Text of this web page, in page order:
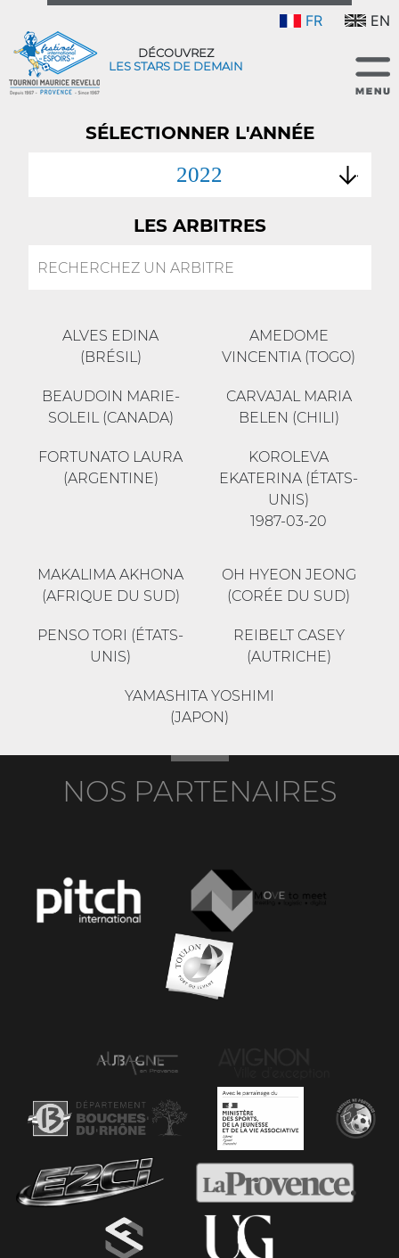
FR EN
DÉCOUVREZ
LES STARS DE DEMAIN
SÉLECTIONNER L'ANNÉE
2022
LES ARBITRES
ALVES EDINA
(BRÉSIL)
AMEDOME
VINCENTIA (TOGO)
BEAUDOIN MARIE-
SOLEIL (CANADA)
CARVAJAL MARIA
BELEN (CHILI)
FORTUNATO LAURA
(ARGENTINE)
KOROLEVA
EKATERINA (ÉTATS-
UNIS)
1987-03-20
MAKALIMA AKHONA
(AFRIQUE DU SUD)
OH HYEON JEONG
(CORÉE DU SUD)
PENSO TORI (ÉTATS-
UNIS)
REIBELT CASEY
(AUTRICHE)
YAMASHITA YOSHIMI
(JAPON)
NOS PARTENAIRES